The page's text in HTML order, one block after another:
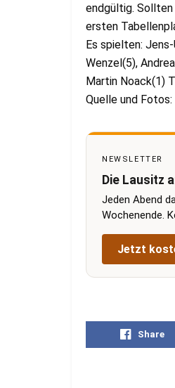
endgültig. Sollten
ersten
Es spielten:
Wenzel(5),
Martin Noack(1)
Quelle und Fotos:
NEWSLETTER
Die Lausitz
Jeden Abend
Wochenende.
Jetzt
Share